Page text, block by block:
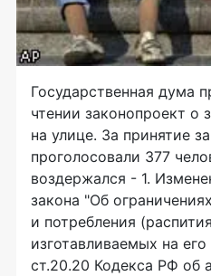
Государственная дума
чтении законопроект о
на улице. За принятие
проголосовали 377
воздержался - 1.
закона "Об
и потребления
изготавливаемых на
ст.20.20 Кодекса РФ об